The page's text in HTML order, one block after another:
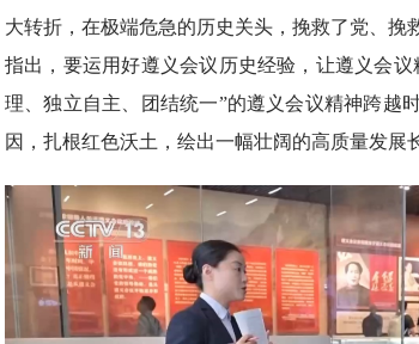
大转折，在极端危急的历史关头，挽救了党、
指出，要运用好遵义会议历史经验，让遵义会
理、独立自主、团结统一”的遵义会议精神跨越
因，扎根红色沃土，绘出一幅壮阔的高质量发展